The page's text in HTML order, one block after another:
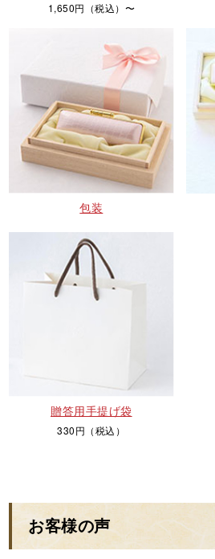
1,650円（税込）〜
包装
贈答用手提げ袋
330円（税込）
お客様の声